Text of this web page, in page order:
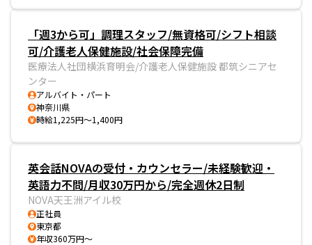
「週3から可」調理スタッフ/無資格可/シフト相談
可/介護老人保健施設/社会保障完備
医療法人社団横浜育明会/介護老人保健施設 都筑シニアセ
ンター
アルバイト・パート
神奈川県
時給1,225円～1,400円
英会話NOVAの受付・カウンセラー/未経験歓迎・
英語力不問/月収30万円から/完全週休2日制
NOVA天王洲アイル校
正社員
東京都
年収360万円～